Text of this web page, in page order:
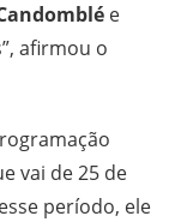
e
afirmou o
vai de 25 de
período, ele